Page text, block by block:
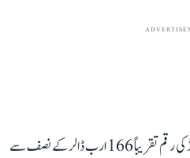
رپورٹ کے مطابق ٹرمپ ٹیرف ریفنڈ کی رقم تقریباً 166 ارب ڈالر کے نصف سے